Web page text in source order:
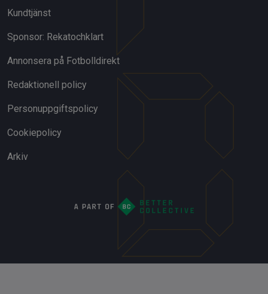
Kundtjänst
Sponsor: Rekatochklart
Annonsera på Fotbolldirekt
Redaktionell policy
Personuppgiftspolicy
Cookiepolicy
Arkiv